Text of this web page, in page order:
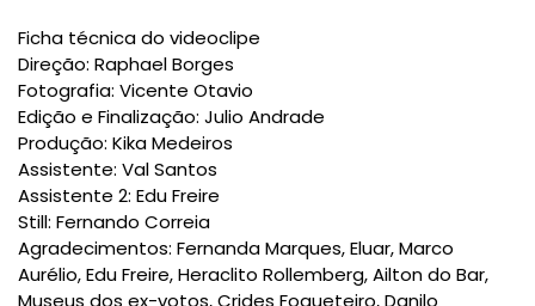
Ficha técnica do videoclipe
Direção: Raphael Borges
Fotografia: Vicente Otavio
Edição e Finalização: Julio Andrade
Produção: Kika Medeiros
Assistente: Val Santos
Assistente 2: Edu Freire
Still: Fernando Correia
Agradecimentos: Fernanda Marques, Eluar, Marco
Aurélio, Edu Freire, Heraclito Rollemberg, Ailton do Bar,